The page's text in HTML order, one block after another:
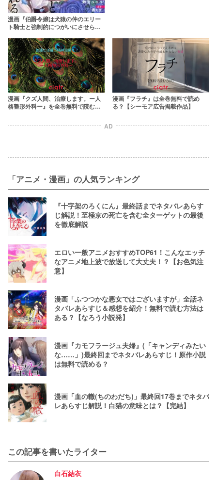
漫画『伯爵令嬢は犬猿の仲のエリー
ト騎士と強制的につがいにさせられ
や見どころも紹介！
漫画『クズ人間、治療します。ー人
格整形外科ー』を全巻無料で読む方
漫画『フラチ』は全巻無料で読め
る？【シーモア広告掲載作品】
AD
「アニメ・漫画」の人気ランキング
『十字架のろくにん』最終話までネタバレあらす
じ解説！至極京の死亡を含む全ターゲットの最後
を徹底解説
エロい一般アニメおすすめTOP61！こんなエッチ
なアニメ地上波で放送して大丈夫！？【お色気注
意】
漫画「ふつつかな悪女ではございますが」全話ネ
タバレあらすじ＆感想を紹介！無料で読む方法は
ある？【なろう小説発】
漫画『カモフラージュ夫婦』(「キャンディみたい
な……」)最終回までネタバレあらすじ！原作小説
は無料で読める？
漫画「血の轍(ちのわだち)」最終回17巻までネタバ
レあらすじ解説！白猫の意味とは？【完結】
この記事を書いたライター
白石結衣